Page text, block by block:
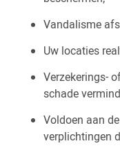
Vandalisme
Uw locaties
Verzekerings-
schade
Voldoen aan
verplichtingen